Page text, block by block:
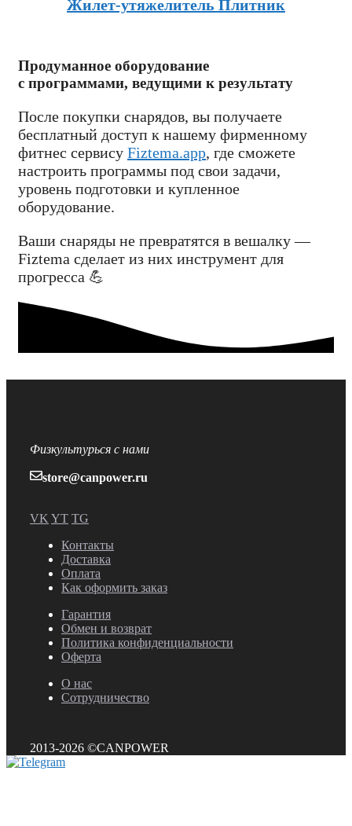
Жилет-утяжелитель Плитник
Продуманное оборудование
с программами, ведущими к результату
После покупки снарядов, вы получаете
бесплатный доступ к нашему фирменному
фитнес сервису Fiztema.app, где сможете
настроить программы под свои задачи,
уровень подготовки и купленное
оборудование.
Ваши снаряды не превратятся в вешалку —
Fiztema сделает из них инструмент для
прогресса 💪
Физкультурься с нами
store@canpower.ru
VK YT TG
Контакты
Доставка
Оплата
Как оформить заказ
Гарантия
Обмен и возврат
Политика конфиденциальности
Оферта
О нас
Сотрудничество
2013-2026 ©CANPOWER